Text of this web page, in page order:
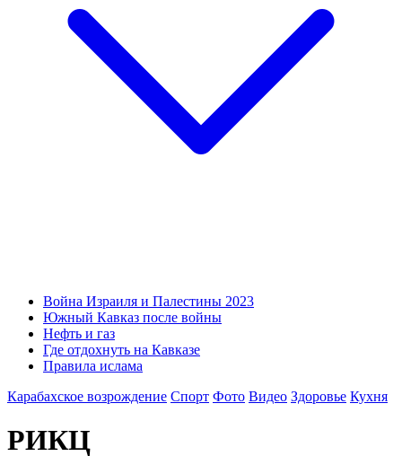
Война Израиля и Палестины 2023
Южный Кавказ после войны
Нефть и газ
Где отдохнуть на Кавказе
Правила ислама
Карабахское возрождение Спорт Фото Видео Здоровье Кухня
РИКЦ